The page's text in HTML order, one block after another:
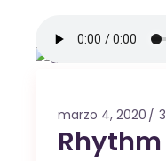
marzo 4, 2020
Rhythm